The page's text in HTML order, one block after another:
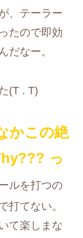
、テーラー
たので即効
だなー。
(T . T)
かこの絶
っ
ルを打つの
打てない。
て楽しまな